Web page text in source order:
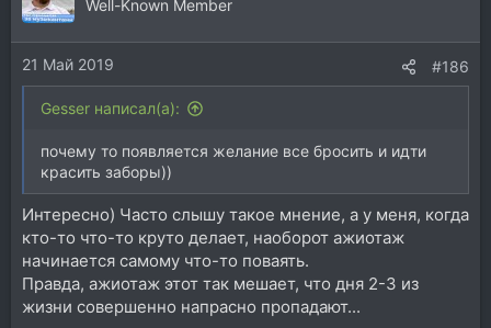
Well-Known Member
21 Май 2019 #186
Gesser написал(а):
почему то появляется желание все бросить и идти
красить заборы))
Интересно) Часто слышу такое мнение, а у меня, когда
кто-то что-то круто делает, наоборот ажиотаж
начинается самому что-то поваять.
Правда, ажиотаж этот так мешает, что дня 2-3 из
жизни совершенно напрасно пропадают...